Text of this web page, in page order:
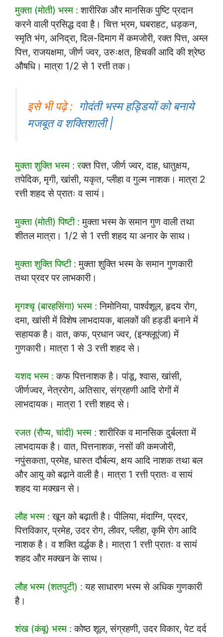
मुक्ता (मोती) भस्म : शारीरिक और मानसिक पुष्टि प्रदान
करने वाली प्रसिद्ध दवा है। चित्त भ्रम, घबराहट, धड़कन,
स्मृति भंग, अनिद्रा, दिल-दिमाग में कमजोरी, रक्त पित्त, अम्ल
पित्त, राजयक्षमा, जीर्ण ज्वर, उरुःक्षत, हिचकी आदि की श्रेष्ठ
औषधि। मात्रा 1/2 से 1 रत्ती तक।
इसे भी पढ़े : गोदंती भस्म हड्डियों को बनाये
मजबूत व शक्तिशाली |
मुक्ता शुक्ति भस्म : रक्त पित्त, जीर्ण ज्वर, दाह, धातुक्षय,
तपेदिक, मृगी, खांसी, यकृत, प्लीहा व गुल्म नाशक। मात्रा 2
रत्ती शहद से प्रातः व सायं।
मुक्ता (मोती) पिष्टी : मुक्ता भस्म के समान गुण वाली तथा
शीतल मात्रा। 1/2 से 1 रत्ती शहद या अनार के साथ।
मुक्ता शुक्ति पिष्टी : मुक्ता शुक्ति भस्म के समान गुणकारी
तथा प्रदर पर लाभकारी।
मृगश्चृ (बारहसिंगा) भस्म : निमोनिया, पार्श्वशूल, हृदय रोग,
दमा, खांसी में विशेष लाभदायक, बालकों की हड्डी बनाने में
सहायक है। वात, कफ, प्रधान ज्वर, (इन्फ्लूएंजा) में
गुणकारी। मात्रा 1 से 3 रत्ती शहद से।
यशद भस्म : कफ पित्तनाशक है। पांडू, श्वास, खांसी,
जीर्णज्वर, नेत्ररोग, अतिसार, संग्रहणी आदि रोगों में
लाभदायक। मात्रा 1 रत्ती शहद से।
रजत (रौप्य, चांदी) भस्म : शारीरिक व मानसिक दुर्बलता में
लाभदायक है। वात, पित्तनाशक, नसों की कमजोरी,
नपुंसकता, प्रमेह, धारुत दौर्बल्य, क्षय आदि नाशक तथा बल
और आयु को बढ़ाने वाली है। मात्रा 1 रत्ती प्रातः व सायं
शहद या मक्खन से।
लौह भस्म : खून को बढ़ाती है। पीलिया, मंदाग्नि, प्रदर,
पित्तविकार, प्रमेह, उदर रोग, लीवर, प्लीहा, कृमि रोग आदि
नाशक है। व शक्ति वर्द्धक है। मात्रा 1 रत्ती प्रातः व सायं
शहद और मक्खन के साथ।
लौह भस्म (शतपुटी) : यह साधारण भस्म से अधिक गुणकारी
है।
शंख (कंबू) भस्म : कोष्ठ शूल, संग्रहणी, उदर विकार, पेट दर्द